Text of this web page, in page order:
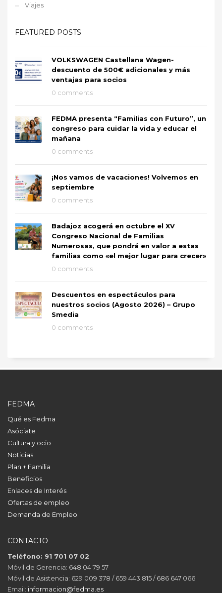
Viajes
FEATURED POSTS
VOLKSWAGEN Castellana Wagen-
descuento de 500€ adicionales y más
ventajas para socios
0 comments
FEDMA presenta “Familias con Futuro”, un
congreso para cuidar la vida y educar el
mañana
0 comments
¡Nos vamos de vacaciones! Volvemos en
septiembre
0 comments
Badajoz acogerá en octubre el XV
Congreso Nacional de Familias
Numerosas, que pondrá en valor a estas
familias como «el mejor lugar para crecer»
0 comments
Descuentos en espectáculos para
nuestros socios (Agosto 2026) – Grupo
Smedia
0 comments
FEDMA
Qué es Fedma
Asóciate
Cultura y ocio
Noticias
Plan + Familia
Beneficios
Enlaces de Interés
Ofertas de empleo
Demanda de Empleo
CONTACTO
Teléfono: 91 701 07 02
Móvil de Gerencia: 648 04 79 57
Móvil de Asistencia: 629 009 378 / 659 443 815 / 686 647 066
Email: informacion@fedma.es